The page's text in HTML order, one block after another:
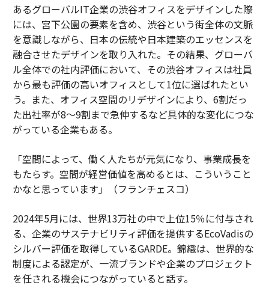
あるグローバルIT企業の渋谷オフィスをデザインした際
には、宮下公園の要素を含め、渋谷という街全体の文脈
を意識しながら、日本の伝統や日本建築のエッセンスを
融合させたデザインを取り入れた。その結果、グローバ
ル全体での社内評価において、その渋谷オフィスは社員
から最も評価の高いオフィスとして1位に選ばれたとい
う。また、オフィス空間のリデザインにより、6割だっ
た出社率が8～9割まで急伸するなど具体的な変化につな
がっている企業もある。
「空間によって、働く人たちが元気になり、事業成長を
もたらす。空間が経営価値を高めるとは、こういうこと
かなと思っています」（フランチェスコ）
2024年5月には、世界13万社の中で上位15％に付与され
る、企業のサステナビリティ評価を提供するEcoVadisの
シルバー評価を取得しているGARDE。錦織は、世界的な
制度による認定が、一流ブランドや企業のプロジェクト
を任される機会につながっていると話す。